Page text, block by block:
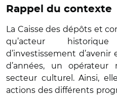
Rappel du contexte
La Caisse des dépôts et
qu’acteur
d’investissement
d’années, un
secteur culturel. Ainsi,
actions des différents